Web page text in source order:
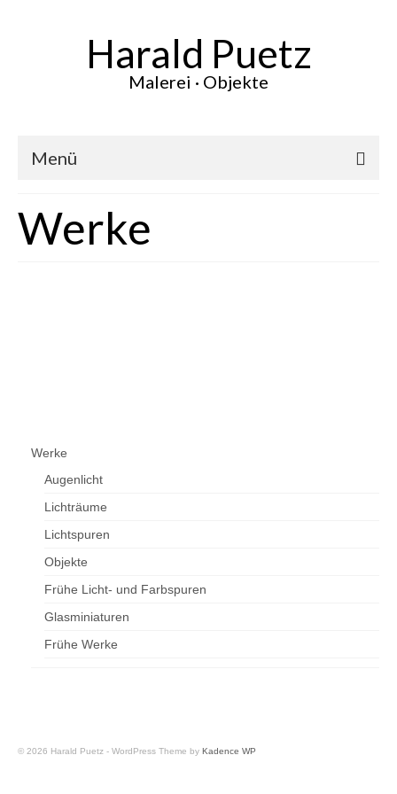
Harald Puetz
Malerei · Objekte
Menü
Werke
Werke
Werke
Augenlicht
Lichträume
Lichtspuren
Objekte
Frühe Licht- und Farbspuren
Glasminiaturen
Frühe Werke
© 2026 Harald Puetz - WordPress Theme by Kadence WP